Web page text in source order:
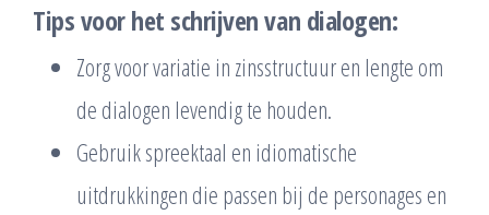
Tips voor het schrijven van dialogen:
Zorg voor variatie in zinsstructuur en lengte om
de dialogen levendig te houden.
Gebruik spreektaal en idiomatische
uitdrukkingen die passen bij de personages en